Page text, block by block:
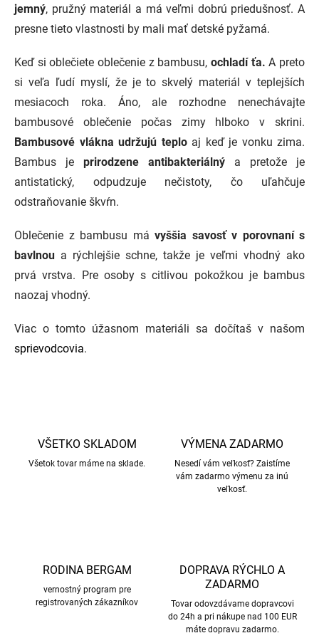
e
p
v
k
y
v
ý
p
i
s
u
v
a
i
e
jemný, pružný materiál a má veľmi dobrú priedušnosť. A
presne tieto vlastnosti by mali mať detské pyžamá.
Keď si oblečiete oblečenie z bambusu, ochladí ťa. A preto
si veľa ľudí myslí, že je to skvelý materiál v teplejších
mesiacoch roka.
Áno, ale rozhodne nenechávajte
bambusové oblečenie počas zimy hlboko v skrini.
Bambusové vlákna udržujú teplo aj keď je vonku zima.
Bambus je
prirodzene antibakteriálný
a pretože je
antistatický, odpudzuje nečistoty, čo uľahčuje
odstraňovanie škvŕn.
Oblečenie z bambusu má vyššia savosť v porovnaní s
bavlnou a rýchlejšie schne, takže je veľmi vhodný ako
prvá vrstva. Pre osoby s citlivou pokožkou je bambus
naozaj vhodný.
Viac o tomto úžasnom materiáli sa dočítaš v našom
sprievodcovia.
VŠETKO SKLADOM
Všetok tovar máme na sklade.
VÝMENA ZADARMO
Nesedí vám veľkosť? Zaistíme
vám zadarmo výmenu za inú
veľkosť.
RODINA BERGAM
vernostný program pre
registrovaných zákazníkov
DOPRAVA RÝCHLO A
ZADARMO
Tovar odovzdávame dopravcovi
do 24h a pri nákupe nad 100 EUR
máte dopravu zadarmo.